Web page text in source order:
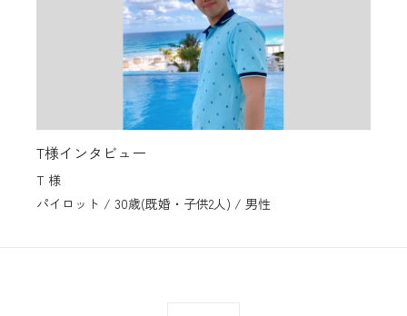
T様インタビュー
T 様
パイロット / 30歳(既婚・子供2人) / 男性